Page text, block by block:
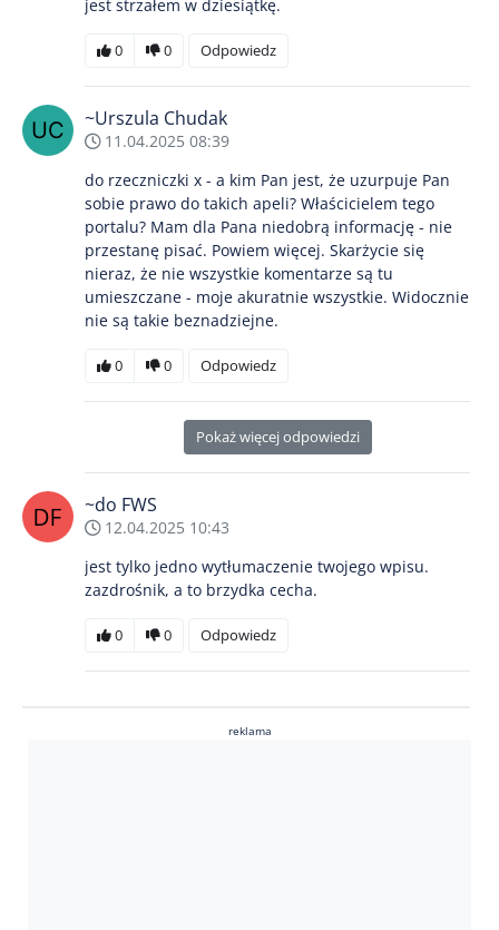
jest strzałem w dziesiątkę.
0 0 Odpowiedz
~Urszula Chudak
11.04.2025 08:39
do rzeczniczki x - a kim Pan jest, że uzurpuje Pan
sobie prawo do takich apeli? Właścicielem tego
portalu? Mam dla Pana niedobrą informację - nie
przestanę pisać. Powiem więcej. Skarżycie się
nieraz, że nie wszystkie komentarze są tu
umieszczane - moje akuratnie wszystkie. Widocznie
nie są takie beznadziejne.
0 0 Odpowiedz
Pokaż więcej odpowiedzi
~do FWS
12.04.2025 10:43
jest tylko jedno wytłumaczenie twojego wpisu.
zazdrośnik, a to brzydka cecha.
0 0 Odpowiedz
reklama